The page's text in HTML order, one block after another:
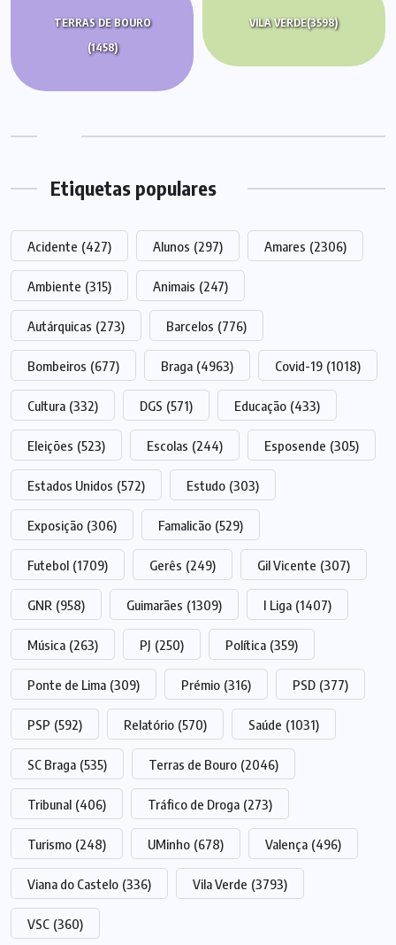
TERRAS DE BOURO
(1458)
VILA VERDE(3598)
Etiquetas populares
Acidente (427) Alunos (297) Amares (2306)
Ambiente (315) Animais (247)
Autárquicas (273) Barcelos (776)
Bombeiros (677) Braga (4963) Covid-19 (1018)
Cultura (332) DGS (571) Educação (433)
Eleições (523) Escolas (244) Esposende (305)
Estados Unidos (572) Estudo (303)
Exposição (306) Famalicão (529)
Futebol (1709) Gerês (249) Gil Vicente (307)
GNR (958) Guimarães (1309) I Liga (1407)
Música (263) PJ (250) Política (359)
Ponte de Lima (309) Prémio (316) PSD (377)
PSP (592) Relatório (570) Saúde (1031)
SC Braga (535) Terras de Bouro (2046)
Tribunal (406) Tráfico de Droga (273)
Turismo (248) UMinho (678) Valença (496)
Viana do Castelo (336) Vila Verde (3793)
VSC (360)